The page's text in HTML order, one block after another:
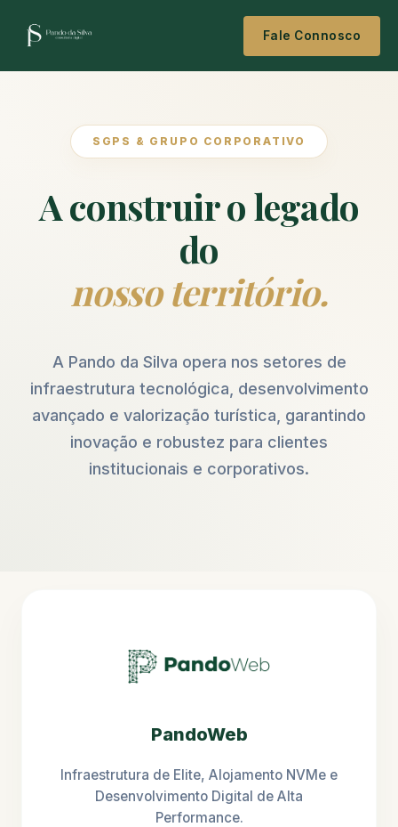
Fale Connosco
SGPS & GRUPO CORPORATIVO
A construir o legado
do
nosso território.
A Pando da Silva opera nos setores de
infraestrutura tecnológica, desenvolvimento
avançado e valorização turística, garantindo
inovação e robustez para clientes
institucionais e corporativos.
PandoWeb
Infraestrutura de Elite, Alojamento NVMe e
Desenvolvimento Digital de Alta
Performance.